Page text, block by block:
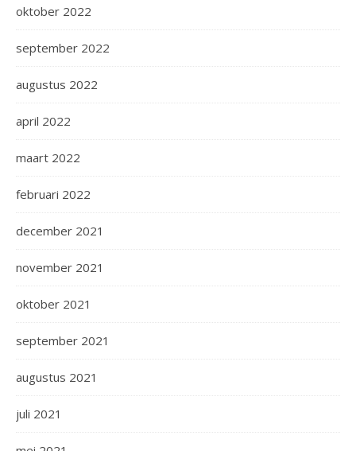
oktober 2022
september 2022
augustus 2022
april 2022
maart 2022
februari 2022
december 2021
november 2021
oktober 2021
september 2021
augustus 2021
juli 2021